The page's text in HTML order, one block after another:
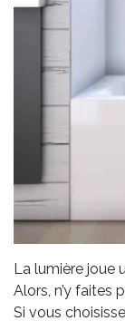
La lumière joue
Alors, n’y faites
Si vous